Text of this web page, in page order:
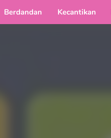
Berdandan Kecantikan